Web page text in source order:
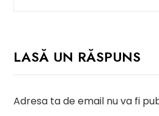
LASĂ UN RĂSPUNS
Adresa ta de email nu va fi